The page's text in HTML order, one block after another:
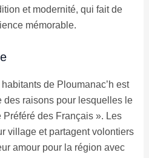
et modernité, qui fait de
mémorable.
de Ploumanac’h est
des raisons pour lesquelles le
des Français ». Les
village et partagent volontiers
amour pour la région avec